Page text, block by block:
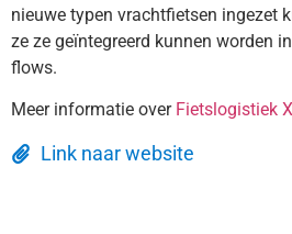
nieuwe typen vrachtfietsen ingezet
ze ze geïntegreerd kunnen worden
flows.
Meer informatie over Fietslogistiek
Link naar website